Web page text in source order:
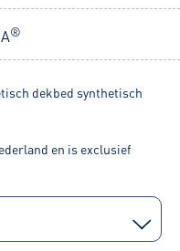
®
dekbed synthetisch
en is exclusief